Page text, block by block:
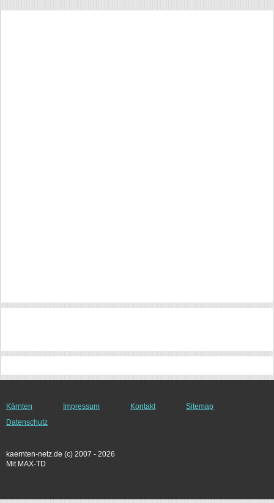
Kärnten Impressum Kontakt
Sitemap
Datenschutz
kaernten-netz.de (c) 2007 - 2026
Mit MAX-TD